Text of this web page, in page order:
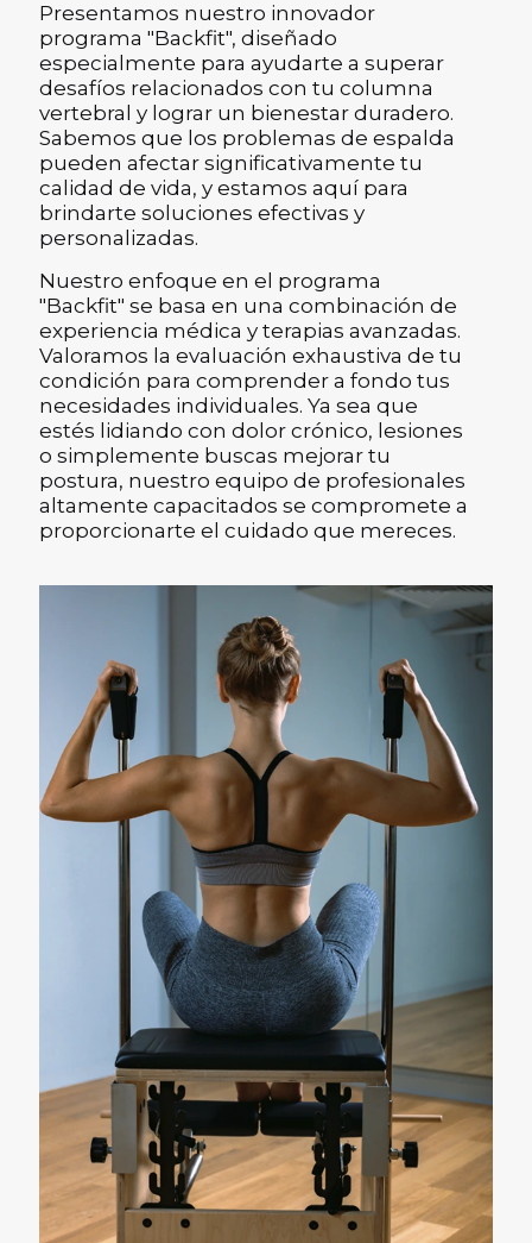
Presentamos nuestro innovador
programa "Backfit", diseñado
especialmente para ayudarte a superar
desafíos relacionados con tu columna
vertebral y lograr un bienestar duradero.
Sabemos que los problemas de espalda
pueden afectar significativamente tu
calidad de vida, y estamos aquí para
brindarte soluciones efectivas y
personalizadas.
Nuestro enfoque en el programa
"Backfit" se basa en una combinación de
experiencia médica y terapias avanzadas.
Valoramos la evaluación exhaustiva de tu
condición para comprender a fondo tus
necesidades individuales. Ya sea que
estés lidiando con dolor crónico, lesiones
o simplemente buscas mejorar tu
postura, nuestro equipo de profesionales
altamente capacitados se compromete a
proporcionarte el cuidado que mereces.